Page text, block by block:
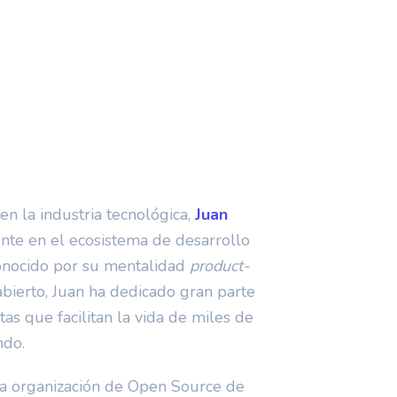
la industria tecnológica,Juan
en el ecosistema de desarrollo
por su mentalidad product-
Juan ha dedicado gran parte
que facilitan la vida de miles de
organización de Open Source de